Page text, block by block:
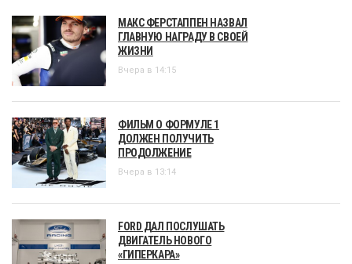
МАКС ФЕРСТАППЕН НАЗВАЛ
ГЛАВНУЮ НАГРАДУ В СВОЕЙ
ЖИЗНИ
Вчера в 14:15
ФИЛЬМ О ФОРМУЛЕ 1
ДОЛЖЕН ПОЛУЧИТЬ
ПРОДОЛЖЕНИЕ
Вчера в 13:14
FORD ДАЛ ПОСЛУШАТЬ
ДВИГАТЕЛЬ НОВОГО
«ГИПЕРКАРА»